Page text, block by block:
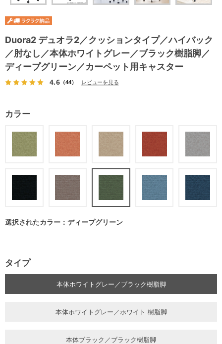
Duora2 デュオラ2／クッションタイプ／ハイバック
／肘なし／本体ホワイトグレー／ブラック樹脂脚／
ディープグリーン／カーペット用キャスター
4.6（44） レビューを見る
カラー
選択されたカラー：ディープグリーン
タイプ
本体ホワイトグレー／ブラック樹脂脚
本体ホワイトグレー／ホワイト 樹脂脚
本体ブラック／ブラック樹脂脚